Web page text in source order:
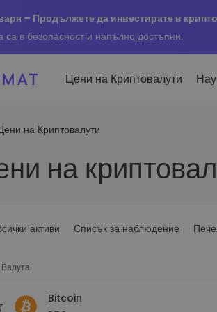
– Продължете да инвестирате в
са в безопасност и напълно достъпни.
Цени на Криптовалути
цени
300+ криптовалути
Купуване и
криптовалута
Над 1 000 опции за
на Криптовалути
на
активи Списък за наблюдение
Валута
Bitcoin